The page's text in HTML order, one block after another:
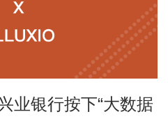
业银行按下“大数据